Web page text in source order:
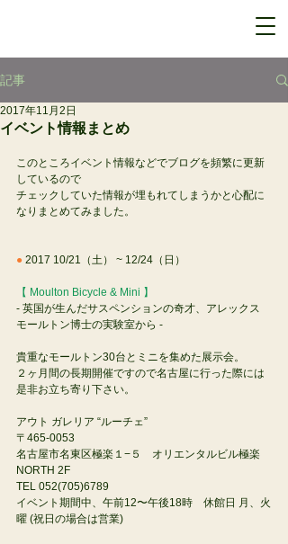
記事
イベント情報まとめ
2017年11月2日
このところイベント情報などでブログを頻繁に更新
しているので
チェックしていた情報が埋もれてしまうかと心配に
なりまとめてみました。
● 2017 10/21（土） ~ 12/24（日）
【 Moulton Bicycle & Mini 】
- 英国が生んだサスペンションの奇才、アレックス
モールトン博士の実験室から -
貴重なモールトン30台とミニを集めた展示会。
２ヶ月間の長期開催ですので名古屋に行った際には
是非お立ち寄り下さい。
アウト ガレリア “ルーチェ”
〒465-0053
名古屋市名東区極楽１−５　オリエンタルビル極楽
NORTH 2F
TEL 052(705)6789
イベント期間中、午前12〜午後18時　休館日 月、火
曜 (祝日の場合は営業)